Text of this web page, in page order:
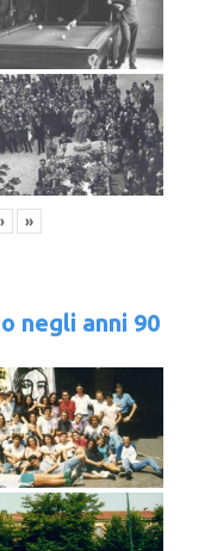
› »
negli anni 90